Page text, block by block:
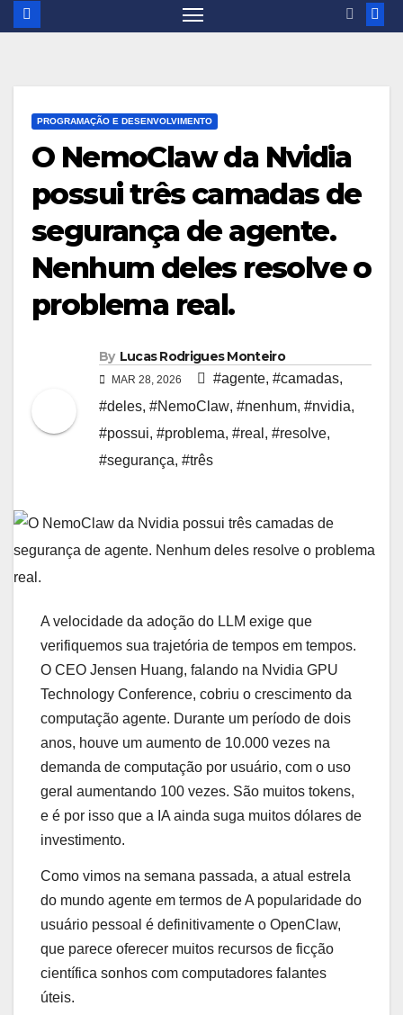
PROGRAMAÇÃO E DESENVOLVIMENTO
O NemoClaw da Nvidia
possui três camadas de
segurança de agente.
Nenhum deles resolve o
problema real.
By Lucas Rodrigues Monteiro
MAR 28, 2026 #agente, #camadas,
#deles, #NemoClaw, #nenhum, #nvidia,
#possui, #problema, #real , #resolve,
#segurança, #três
A velocidade da adoção do LLM exige que
verifiquemos sua trajetória de tempos em tempos.
O CEO Jensen Huang, falando na Nvidia GPU
Technology Conference, cobriu o crescimento da
computação agente. Durante um período de dois
anos, houve um aumento de 10.000 vezes na
demanda de computação por usuário, com o uso
geral aumentando 100 vezes. São muitos tokens,
e é por isso que a IA ainda suga muitos dólares de
investimento.
Como vimos na semana passada, a atual estrela
do mundo agente em termos deA popularidade do
usuário pessoal é definitivamente o OpenClaw,
que parece oferecer muitos recursos de ficção
científica sonhos com computadores falantes
úteis.